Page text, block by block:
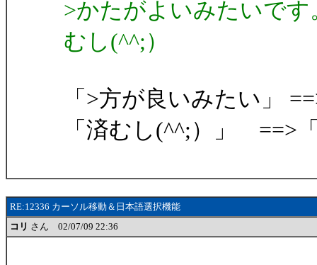
>かたがよいみたいで
むし(^^;）
「>方が良いみたい」
「済むし(^^;）」 ==>
RE:12336 カーソル移動＆日本語選択機能
コリ さん 02/07/09 22:36